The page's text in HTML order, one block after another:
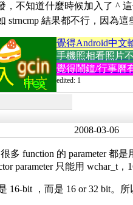
，不知道什麼時候加入了 ^
strncmp 結果都不行，因為
覺得Android中文
手機照相看照片
覺得鬧鐘/行事曆
edited: 1
2008-03-06
多 function 的 parameter 都是
parameter 只能用 wchar_t
16-bit ，而是 16 or 32 bit。